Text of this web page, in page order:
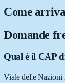
Come
Domande
Qual è il CAP
Viale delle Nazioni